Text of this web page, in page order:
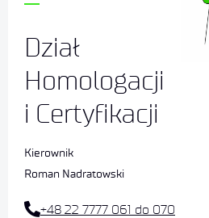
Dział
Homologacji
i Certyfikacji
Kierownik
Roman Nadratowski
+48 22 7777 061 do 070